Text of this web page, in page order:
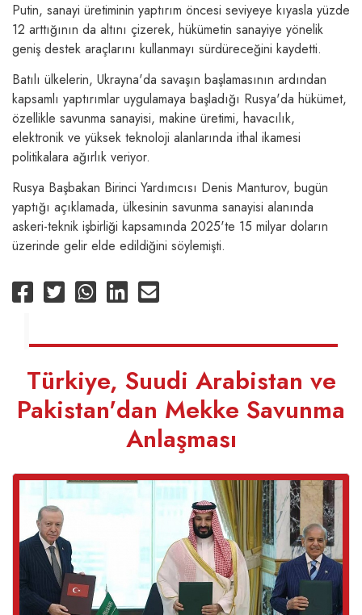
Putin, sanayi üretiminin yaptırım öncesi seviyeye kıyasla yüzde
12 arttığının da altını çizerek, hükümetin sanayiye yönelik
geniş destek araçlarını kullanmayı sürdüreceğini kaydetti.
Batılı ülkelerin, Ukrayna'da savaşın başlamasının ardından
kapsamlı yaptırımlar uygulamaya başladığı Rusya'da hükümet,
özellikle savunma sanayisi, makine üretimi, havacılık,
elektronik ve yüksek teknoloji alanlarında ithal ikamesi
politikalara ağırlık veriyor.
Rusya Başbakan Birinci Yardımcısı Denis Manturov, bugün
yaptığı açıklamada, ülkesinin savunma sanayisi alanında
askeri-teknik işbirliği kapsamında 2025'te 15 milyar doların
üzerinde gelir elde edildiğini söylemişti.
Türkiye, Suudi Arabistan ve
Pakistan'dan Mekke Savunma
Anlaşması